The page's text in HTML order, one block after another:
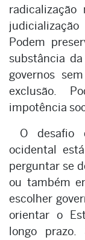
radicalização
judicialização
Podem
substância
governos
exclusão.
impotência
O desafio
ocidental
perguntar se
ou também
escolher
orientar o
longo prazo.